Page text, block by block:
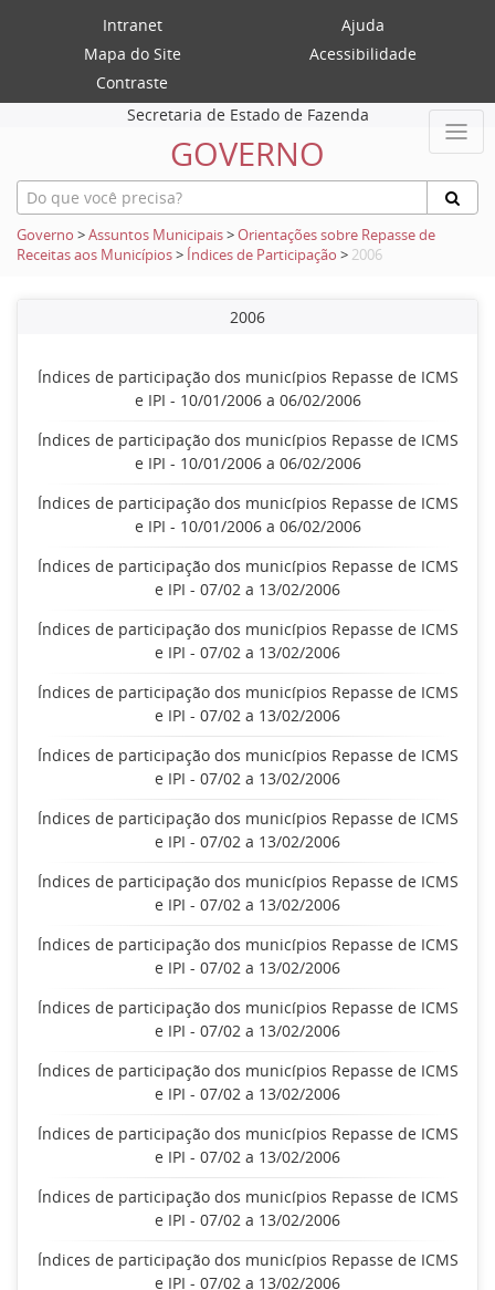
Intranet
Ajuda
Mapa do Site
Acessibilidade
Contraste
Secretaria de Estado de Fazenda
GOVERNO
Governo >Assuntos Municipais>Orientações sobre Repasse de
Receitas aos Municípios> Índices de Participação > 2006
2006
Índices de participação dos municípios Repasse de ICMS
e IPI - 10/01/2006 a 06/02/2006
Índices de participação dos municípios Repasse de ICMS
e IPI - 10/01/2006 a 06/02/2006
Índices de participação dos municípios Repasse de ICMS
e IPI - 10/01/2006 a 06/02/2006
Índices de participação dos municípios Repasse de ICMS
e IPI - 07/02 a 13/02/2006
Índices de participação dos municípios Repasse de ICMS
e IPI - 07/02 a 13/02/2006
Índices de participação dos municípios Repasse de ICMS
e IPI - 07/02 a 13/02/2006
Índices de participação dos municípios Repasse de ICMS
e IPI - 07/02 a 13/02/2006
Índices de participação dos municípios Repasse de ICMS
e IPI - 07/02 a 13/02/2006
Índices de participação dos municípios Repasse de ICMS
e IPI - 07/02 a 13/02/2006
Índices de participação dos municípios Repasse de ICMS
e IPI - 07/02 a 13/02/2006
Índices de participação dos municípios Repasse de ICMS
e IPI - 07/02 a 13/02/2006
Índices de participação dos municípios Repasse de ICMS
e IPI - 07/02 a 13/02/2006
Índices de participação dos municípios Repasse de ICMS
e IPI - 07/02 a 13/02/2006
Índices de participação dos municípios Repasse de ICMS
e IPI - 07/02 a 13/02/2006
Índices de participação dos municípios Repasse de ICMS
e IPI - 07/02 a 13/02/2006